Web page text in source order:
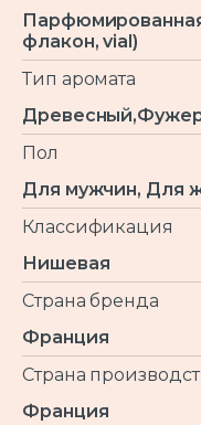
флакон, vial)
Тип аромата
Пол
Для мужчин, Для
Классификация
Нишевая
Страна бренда
Франция
Страна
Франция